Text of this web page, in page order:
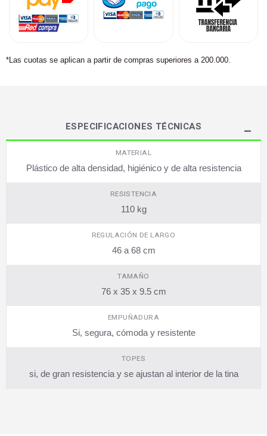
*Las cuotas se aplican a partir de compras superiores a 200.000.
ESPECIFICACIONES TÉCNICAS
MATERIAL
Plástico de alta densidad, higiénico y de alta resistencia
RESISTENCIA
110 kg
REGULACIÓN DE LARGO
46 a 68 cm
TAMAÑO
76 x 35 x 9.5 cm
EMPUÑADURA
Si, segura, cómoda y resistente
TOPES
si, de gran resistencia y se ajustan al interior de la tina